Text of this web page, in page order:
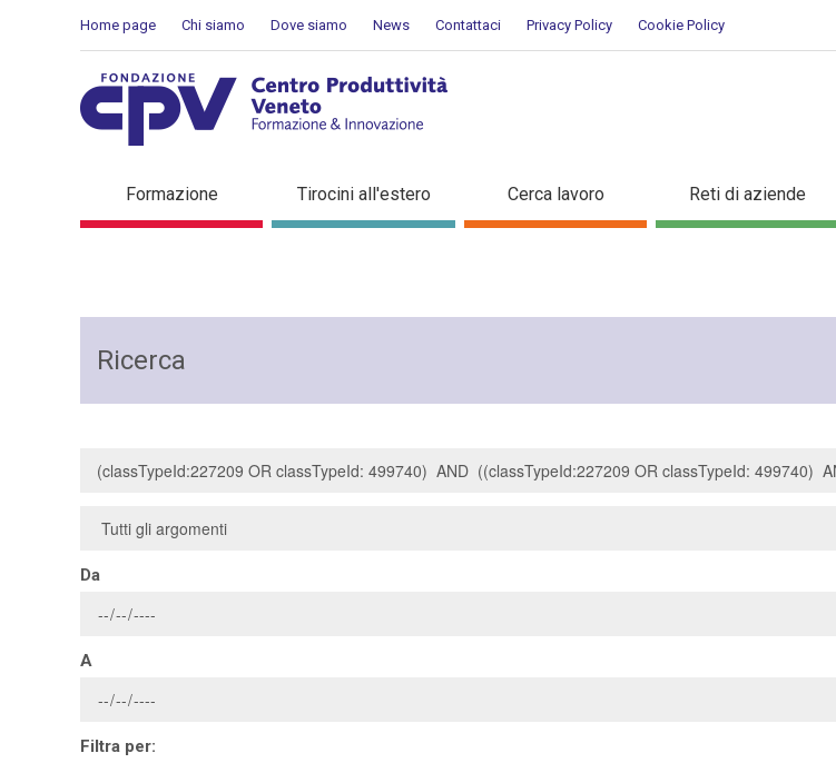
Home page Chi siamo Dove siamo News Contattaci Privacy Policy Cookie Policy
Risultati della Ricerca - Ricerca
Formazione Tirocini all'estero Cerca lavoro Reti di aziende
Ricerca
Da
A
Filtra per: